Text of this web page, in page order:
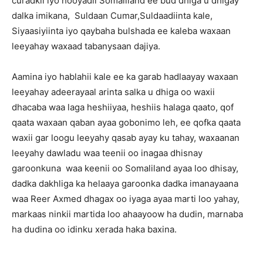
dalka imikana, Suldaan Cumar,Suldaadiinta kale,
Siyaasiyiinta iyo qaybaha bulshada ee kaleba waxaan
leeyahay waxaad tabanysaan dajiya.
Aamina iyo hablahii kale ee ka garab hadlaayay waxaan
leeyahay adeerayaal arinta salka u dhiga oo waxii
dhacaba waa laga heshiiyaa, heshiis halaga qaato, qof
qaata waxaan qaban ayaa gobonimo leh, ee qofka qaata
waxii gar loogu leeyahy qasab ayay ku tahay, waxaanan
leeyahy dawladu waa teenii oo inagaa dhisnay
garoonkuna waa keenii oo Somaliland ayaa loo dhisay,
dadka dakhliga ka helaaya garoonka dadka imanayaana
waa Reer Axmed dhagax oo iyaga ayaa marti loo yahay,
markaas ninkii martida loo ahaayoow ha dudin, marnaba
ha dudina oo idinku xerada haka baxina.